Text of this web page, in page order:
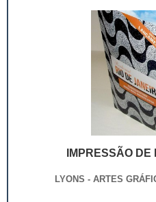
também a personalização
IMPRESSÃO
LYONS - ARTES